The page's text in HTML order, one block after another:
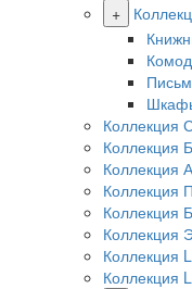
+
Коллекция
Коллекция
Коллекция
Коллекция
Коллекция
Коллекция
Коллекция